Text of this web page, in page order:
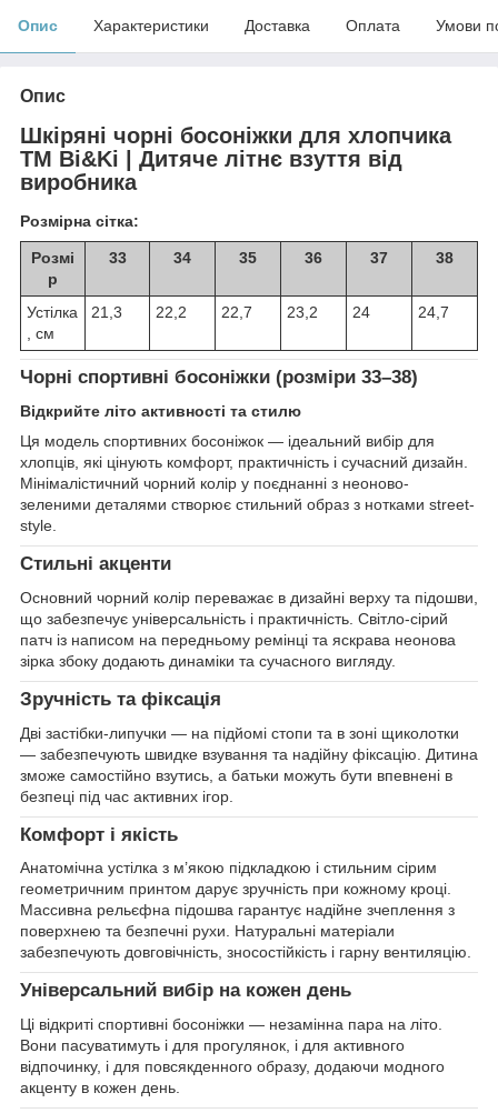
Опис Характеристики Доставка Оплата Умови
Опис
Шкіряні чорні босоніжки для хлопчика
ТМ Bi&Ki | Дитяче літнє взуття від
виробника
Розмірна сітка:
Розмі
р
33 34 35 36 37 38
Устілка
, см
21,3 22,2 22,7 23,2 24 24,7
Чорні спортивні босоніжки (розміри 33–38)
Відкрийте літо активності та стилю
Ця модель спортивних босоніжок — ідеальний вибір для
хлопців, які цінують комфорт, практичність і сучасний дизайн.
Мінімалістичний чорний колір у поєднанні з неоново-
зеленими деталями створює стильний образ з нотками street-
style.
Стильні акценти
Основний чорний колір переважає в дизайні верху та підошви,
що забезпечує універсальність і практичність. Світло-сірий
патч із написом на передньому ремінці та яскрава неонова
зірка збоку додають динаміки та сучасного вигляду.
Зручність та фіксація
Дві застібки-липучки — на підйомі стопи та в зоні щиколотки
— забезпечують швидке взування та надійну фіксацію. Дитина
зможе самостійно взутись, а батьки можуть бути впевнені в
безпеці під час активних ігор.
Комфорт і якість
Анатомічна устілка з м’якою підкладкою і стильним сірим
геометричним принтом дарує зручність при кожному кроці.
Массивна рельєфна підошва гарантує надійне зчеплення з
поверхнею та безпечні рухи. Натуральні матеріали
забезпечують довговічність, зносостійкість і гарну вентиляцію.
Універсальний вибір на кожен день
Ці відкриті спортивні босоніжки — незамінна пара на літо.
Вони пасуватимуть і для прогулянок, і для активного
відпочинку, і для повсякденного образу, додаючи модного
акценту в кожен день.